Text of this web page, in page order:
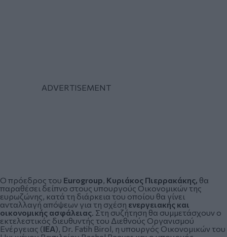
Ο πρόεδρος του Eurogroup Κυριάκος Πιερρακάκης, θα
παραθέσει δείπνο στους υπουργούς Οικονομικών της
ευρωζώνης, κατά τη διάρκεια του οποίου θα γίνει
ανταλλαγή απόψεων για τη σχέση ενεργειακής και
οικονομικής ασφάλειας . Στη συζήτηση θα συμμετάσχουν ο
εκτελεστικός διευθυντής του Διεθνούς Οργανισμού
Ενέργειας (IEA), Dr. Fatih Birol, η υπουργός Οικονομικών του